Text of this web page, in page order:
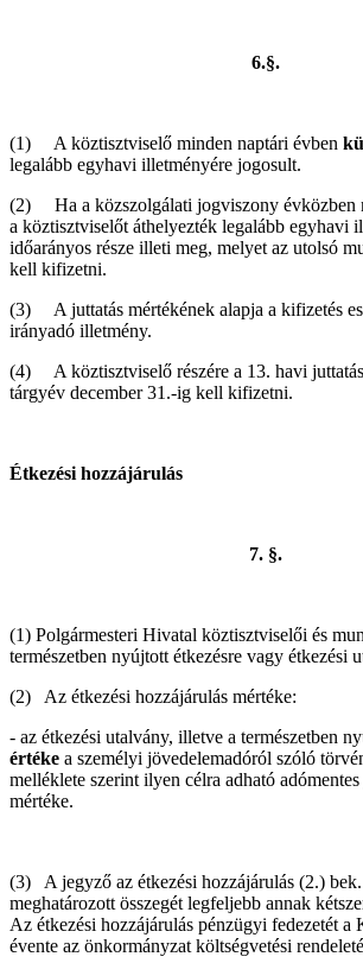
6.§.
(1) A köztisztviselő minden naptári évben
legalább egyhavi illetményére jogosult.
(2) Ha a közszolgálati jogviszony évközben
a köztisztviselőt áthelyezték legalább egyhavi
időarányos része illeti meg, melyet az utolsó
kell kifizetni.
(3) A juttatás mértékének alapja a kifizetés
irányadó illetmény.
(4) A köztisztviselő részére a 13. havi
tárgyév december 31.-ig kell kifizetni.
Étkezési hozzájárulás
7. §.
(1) Polgármesteri Hivatal köztisztviselői és
természetben nyújtott étkezésre vagy étkezési
(2) Az étkezési hozzájárulás mértéke:
- az étkezési utalvány, illetve a természetben
értéke a személyi jövedelemadóról szóló
melléklete szerint ilyen célra adható
mértéke.
(3) A jegyző az étkezési hozzájárulás (2.)
meghatározott összegét legfeljebb annak
Az étkezési hozzájárulás pénzügyi fedezetét a
évente az önkormányzat költségvetési